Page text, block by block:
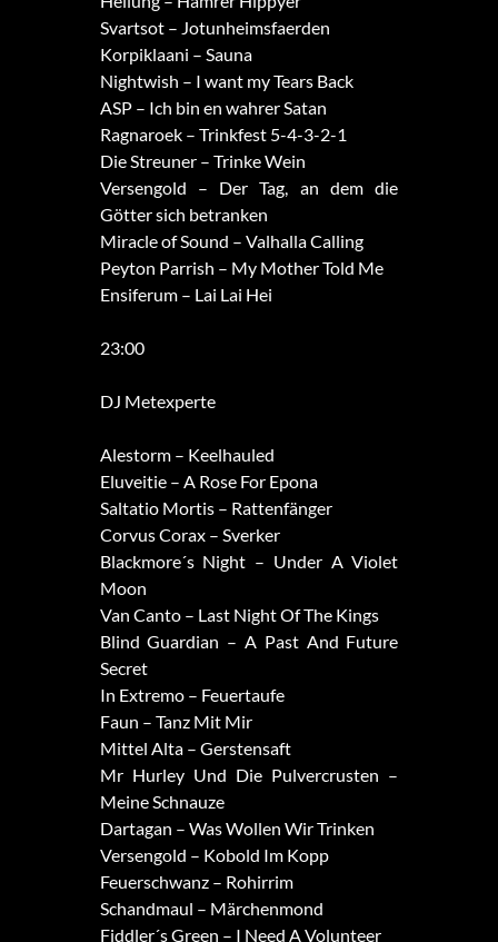
Svartsot – Jotunheimsfaerden
Korpiklaani – Sauna
Nightwish – I want my Tears Back
ASP – Ich bin en wahrer Satan
Ragnaroek – Trinkfest 5-4-3-2-1
Die Streuner – Trinke Wein
Versengold – Der Tag, an dem die
Götter sich betranken
Miracle of Sound – Valhalla Calling
Peyton Parrish – My Mother Told Me
Ensiferum – Lai Lai Hei
23:00
DJ Metexperte
Alestorm – Keelhauled
Eluveitie – A Rose For Epona
Saltatio Mortis – Rattenfänger
Corvus Corax – Sverker
Blackmore´s Night – Under A Violet
Moon
Van Canto – Last Night Of The Kings
Blind Guardian – A Past And Future
Secret
In Extremo – Feuertaufe
Faun – Tanz Mit Mir
Mittel Alta – Gerstensaft
Mr Hurley Und Die Pulvercrusten –
Meine Schnauze
Dartagan – Was Wollen Wir Trinken
Versengold – Kobold Im Kopp
Feuerschwanz – Rohirrim
Schandmaul – Märchenmond
Fiddler´s Green – I Need A Volunteer